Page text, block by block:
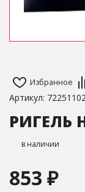
Артикул:
Избранное
РИГЕЛЬ
в наличии
853 ₽